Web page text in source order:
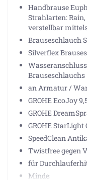
Handbrause
Strahlarten:
verstellbar
Brauseschlauch
Silverflex
Brauseschlauchs
an Armatur /
GROHE EcoJoy
GROHE
GROHE StarLight
SpeedClean
Twistfree gegen
für